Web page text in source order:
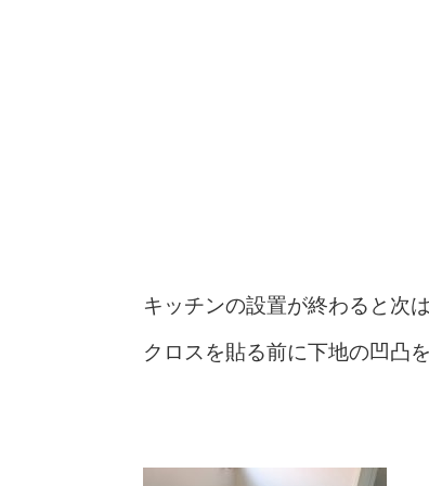
キッチンの設置が終わると次
クロスを貼る前に下地の凹凸